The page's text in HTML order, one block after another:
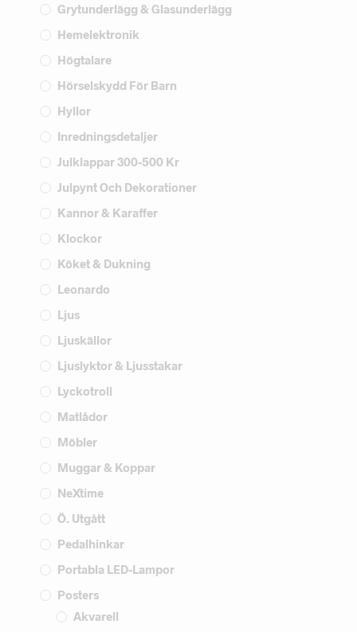
Grytunderlägg & Glasunderlägg
Hemelektronik
Högtalare
Hörselskydd För Barn
Hyllor
Inredningsdetaljer
Julklappar 300-500 Kr
Julpynt Och Dekorationer
Kannor & Karaffer
Klockor
Köket & Dukning
Leonardo
Ljus
Ljuskällor
Ljuslyktor & Ljusstakar
Lyckotroll
Matlådor
Möbler
Muggar & Koppar
NeXtime
Ö. Utgått
Pedalhinkar
Portabla LED-Lampor
Posters
Akvarell